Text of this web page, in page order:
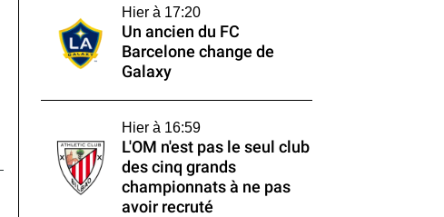
Hier à 17:20
Un ancien du FC
Barcelone change de
Galaxy
Hier à 16:59
L'OM n'est pas le seul club
des cinq grands
championnats à ne pas
avoir recruté